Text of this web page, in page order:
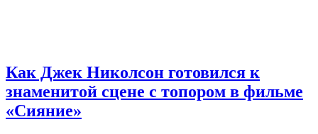
Как Джек Николсон готовился к
знаменитой сцене с топором в фильме
«Сияние»